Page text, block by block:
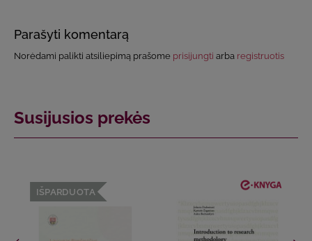
Parašyti komentarą
Norėdami palikti atsiliepimą prašome prisijungti arba registruotis
Susijusios prekės
IŠPARDUOTA